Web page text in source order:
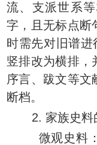
流、支派世系
字，且无标点断
时需先对旧谱
竖排改为横排，
序言、跋文等文
断档。
2. 家族史料
微观史料